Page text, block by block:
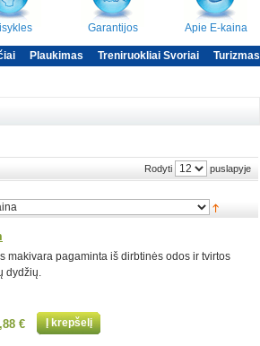
Garantijos Apie E-kaina
Plaukimas Treniruokliai Svoriai Turizmas
Rodyti puslapyje
makivara pagaminta iš dirbtinės odos ir tvirtos
dydžių.
€ Į krepšelį